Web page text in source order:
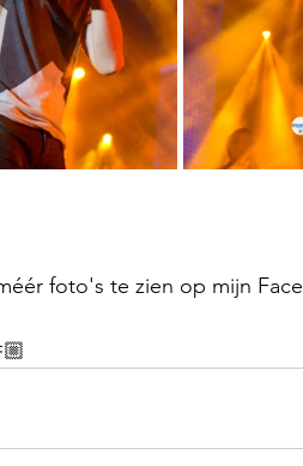
foto's te zien op mijn